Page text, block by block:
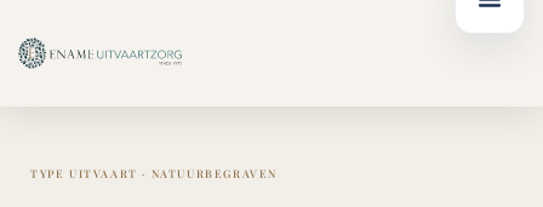
inhoud
naar
de
TYPE UITVAART · NATUURBEGRAVEN